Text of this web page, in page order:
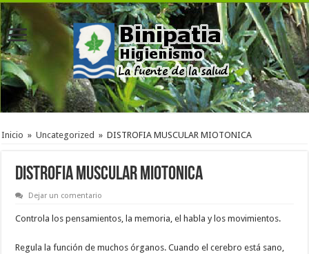
Inicio » Uncategorized » DISTROFIA MUSCULAR MIOTONICA
DISTROFIA MUSCULAR MIOTONICA
Dejar un comentario
Controla los pensamientos, la memoria, el habla y los movimientos.
Regula la función de muchos órganos. Cuando el cerebro está sano,